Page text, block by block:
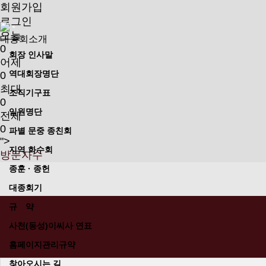
회원가입
로그인
오늘
0
어제
0
최대
0
전체
0
">
방문자수
대종회소개
회장 인사말
역대회장명단
조직기구표
임원명단
파별 문중 종친회
지역 화수회
종훈 · 종헌
대종회기
규 약
사천(동성)이씨사 연표
홈페이지관리규약
찾아오시는 길